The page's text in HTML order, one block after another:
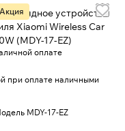
Акция
зарядное устройство
Xiaomi Wireless Car
(MDY-17-EZ)
оплате
при оплате наличными
MDY-17-EZ